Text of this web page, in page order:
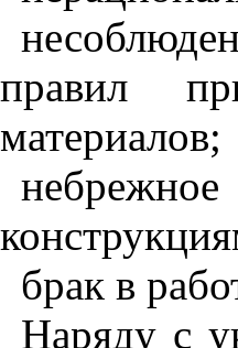
правил
материалов;
брак в
Наряду с